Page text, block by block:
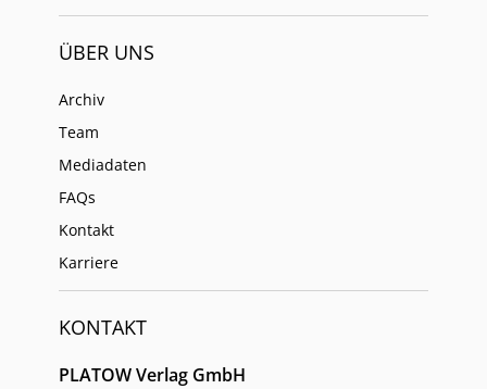
ÜBER UNS
Archiv
Team
Mediadaten
FAQs
Kontakt
Karriere
KONTAKT
PLATOW Verlag GmbH